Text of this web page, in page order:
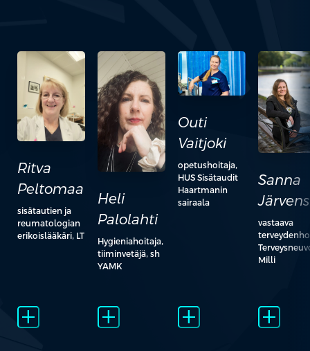
Ritva
Peltomaa
sisätautien ja
reumatologian
erikoislääkäri, LT
add_2
Heli
Palolahti
Hygieniahoitaja,
tiiminvetäjä, sh
YAMK
add_2
Outi
Vaitjoki
opetushoitaja,
HUS Sisätaudit
Haartmanin
sairaala
add_2
Sanna
vastaava
Milli
add_2